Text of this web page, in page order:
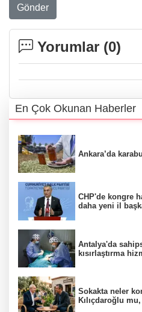
Gönder
Yorumlar (0)
En Çok Okunan Haberler
Ankara’da
CHP'de kongre
daha yeni il
Antalya'da
kısırlaştırma
Sokakta neler
Kılıçdaroğlu